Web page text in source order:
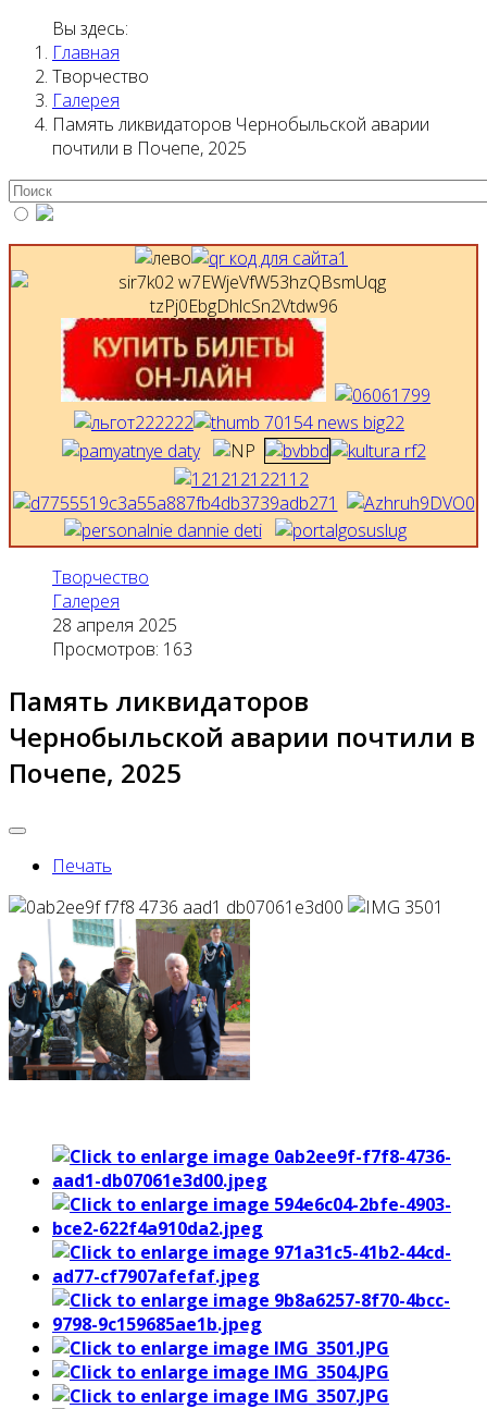
Вы здесь:
Главная
Творчество
Галерея
Память ликвидаторов Чернобыльской аварии
почтили в Почепе, 2025
Творчество
Галерея
28 апреля 2025
Просмотров: 163
Память ликвидаторов
Чернобыльской аварии почтили в
Почепе, 2025
Печать